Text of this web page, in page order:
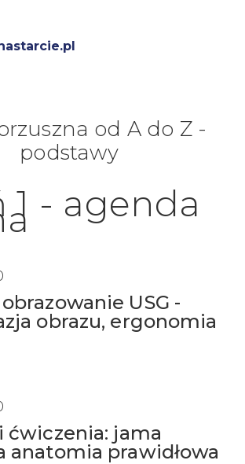
od A do Z -
podstawy
1 - agenda
USG -
obrazu, ergonomia
ćwiczenia: jama
anatomia prawidłowa